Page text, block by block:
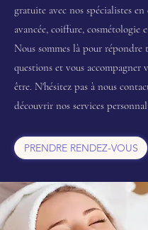
gratuite avec nos spécialistes en
avancée, coiffure, cosmétologie
Nous sommes là pour répondre
questions et vous accompagner
être. N'hésitez pas à nous
découvrir nos services
PRENDRE RENDEZ-VOUS